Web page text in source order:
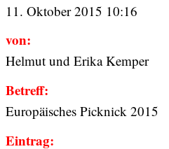
11. Oktober 2015 10:16
von:
Helmut und Erika Kemper
Betreff:
Europäisches Picknick 2015
Eintrag: